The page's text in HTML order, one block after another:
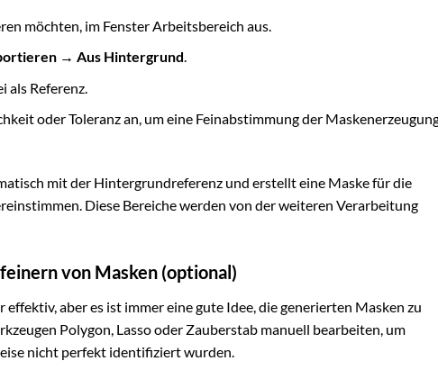
möchten, im Fenster Arbeitsbereich aus.
→ Aus Hintergrund.
als Referenz.
oder Toleranz an, um eine Feinabstimmung der
mit der Hintergrundreferenz und erstellt eine Maske für die
Diese Bereiche werden von der weiteren Verarbeitung
von Masken (optional)
aber es ist immer eine gute Idee, die generierten Masken zu
Polygon, Lasso oder Zauberstab manuell bearbeiten, um
nicht perfekt identifiziert wurden.